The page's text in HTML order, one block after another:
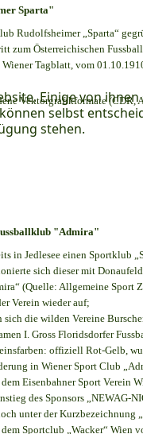
Einige von
selbst
stehen.
Sparta"
Rudolfsheimer „Sparta“
zum Österreichischen
Tagblatt, vom
Vektorgrafikformate (CDR,
"Admira"
in Jedlesee einen Sportklub
sich dieser mit
(Quelle: Allgemeine Sport
Verein wieder auf;
die wilden Vereine
I. Gross Floridsdorfer
offiziell Rot-Gelb,
in Wiener Sport Club
Eisenbahner Sport Verein
des Sponsors „NEWAG-
unter der Kurzbezeichnung
Sportclub „Wacker“ Wien